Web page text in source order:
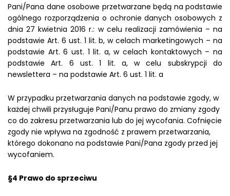
Pani/Pana dane osobowe przetwarzane będą na podstawie
ogólnego rozporządzenia o ochronie danych osobowych z
dnia 27 kwietnia 2016 r.: w celu realizacji zamówienia – na
podstawie Art. 6 ust. 1 lit. b, w celach marketingowych – na
podstawie Art. 6 ust. 1 lit. a, w celach kontaktowych – na
podstawie Art. 6 ust. 1 lit. a, w celu subskrypcji do
newslettera – na podstawie Art. 6 ust. 1 lit. a
W przypadku przetwarzania danych na podstawie zgody, w
każdej chwili przysługuje Pani/Panu prawo do zmiany zgody
co do zakresu przetwarzania lub do jej wycofania. Cofnięcie
zgody nie wpływa na zgodność z prawem przetwarzania,
którego dokonano na podstawie Pani/Pana zgody przed jej
wycofaniem.
§4 Prawo do sprzeciwu